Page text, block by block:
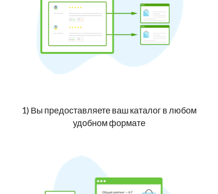
1) Вы предоставляете ваш каталог в любом
удобном формате